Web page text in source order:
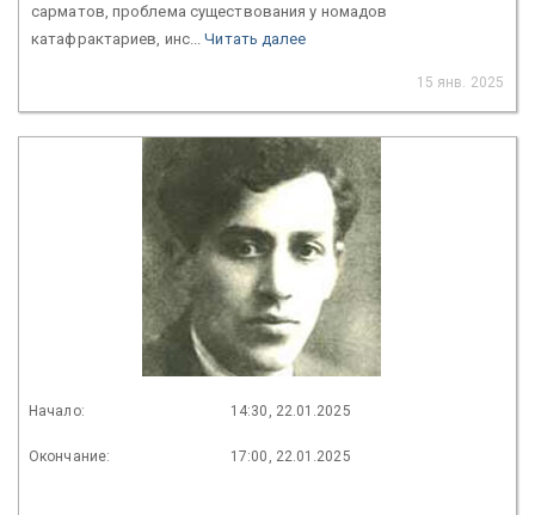
сарматов, проблема существования у номадов
катафрактариев, инс...Читать далее
15 янв. 2025
Начало: 14:30, 22.01.2025
Окончание: 17:00, 22.01.2025